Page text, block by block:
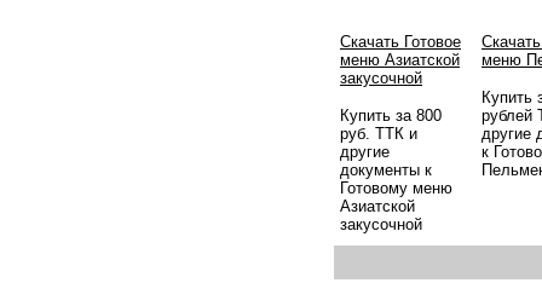
Скачать Готовое
меню Азиатской
закусочной
Купить за 800
руб. ТТК и
другие
документы к
Готовому меню
Азиатской
закусочной
меню
Купить
рублей
другие
к